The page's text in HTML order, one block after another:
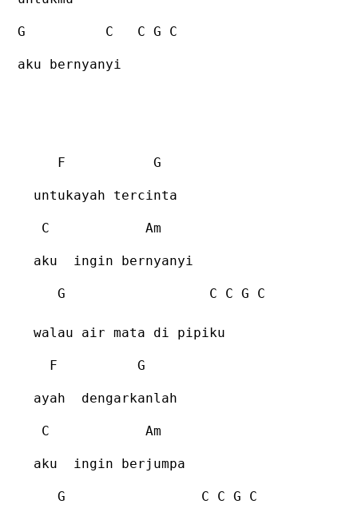
G C C G C
aku bernyanyi
F G
untukayah tercinta
C Am
aku ingin bernyanyi
G C C G C
walau air mata di pipiku
F G
ayah dengarkanlah
C Am
aku ingin berjumpa
G C C G C